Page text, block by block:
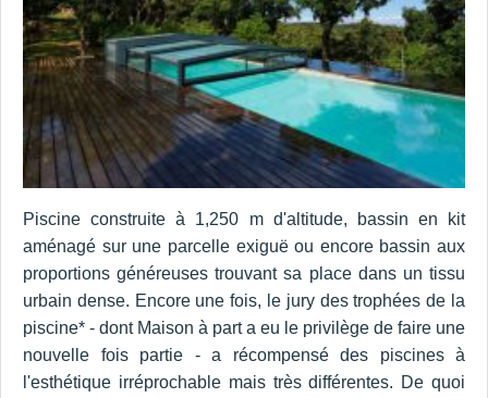
Piscine construite à 1,250 m d'altitude, bassin en kit
aménagé sur une parcelle exiguë ou encore bassin aux
proportions généreuses trouvant sa place dans un tissu
urbain dense. Encore une fois, le jury des trophées de la
piscine* - dont Maison à part a eu le privilège de faire une
nouvelle fois partie - a récompensé des piscines à
l'esthétique irréprochable mais très différentes. De quoi